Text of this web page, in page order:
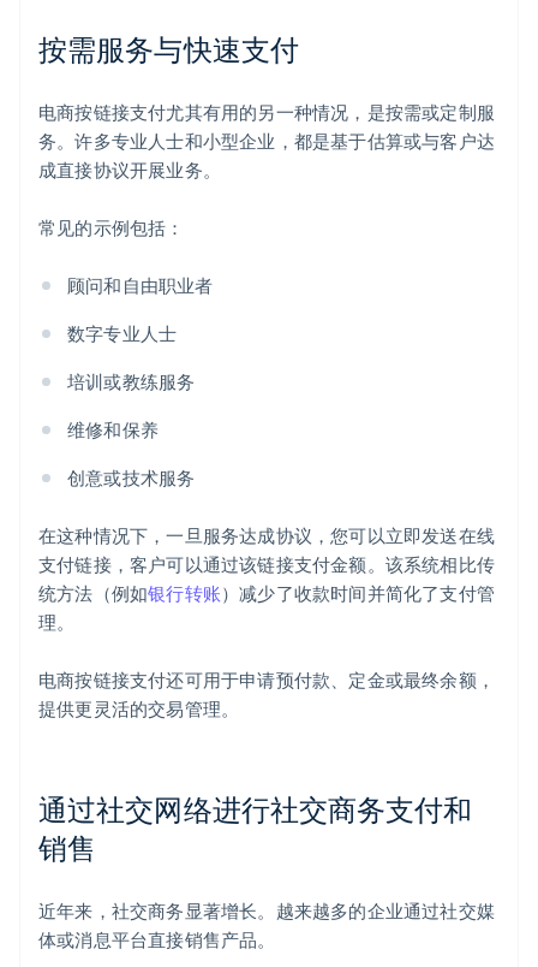
按需服务与快速支付
电商按链接支付尤其有用的另一种情况，是按需或定制服
务。许多专业人士和小型企业，都是基于估算或与客户达
成直接协议开展业务。
常见的示例包括：
顾问和自由职业者
数字专业人士
培训或教练服务
维修和保养
创意或技术服务
在这种情况下，一旦服务达成协议，您可以立即发送在线
支付链接，客户可以通过该链接支付金额。该系统相比传
统方法（例如银行转账）减少了收款时间并简化了支付管
理。
电商按链接支付还可用于申请预付款、定金或最终余额，
提供更灵活的交易管理。
通过社交网络进行社交商务支付和
销售
近年来，社交商务显著增长。越来越多的企业通过社交媒
体或消息平台直接销售产品。